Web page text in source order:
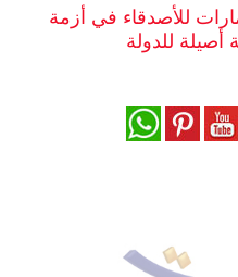
للأصدقاء في أزمة
للدولة